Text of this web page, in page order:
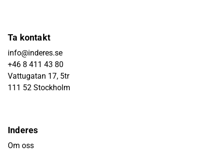
Ta kontakt
info@inderes.se
+46 8 411 43 80
Vattugatan 17, 5tr
111 52 Stockholm
Inderes
Om oss